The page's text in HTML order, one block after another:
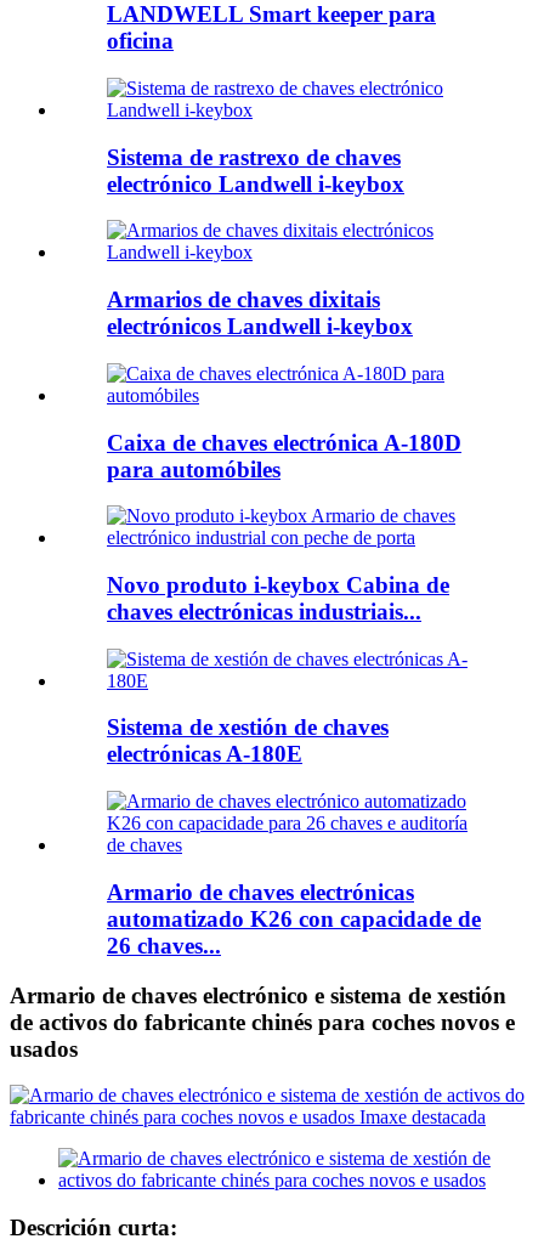
LANDWELL Smart keeper para
oficina
Sistema de rastrexo de chaves
electrónico Landwell i-keybox
Armarios de chaves dixitais
electrónicos Landwell i-keybox
Caixa de chaves electrónica A-180D
para automóbiles
Novo produto i-keybox Cabina de
chaves electrónicas industriais...
Sistema de xestión de chaves
electrónicas A-180E
Armario de chaves electrónicas
automatizado K26 con capacidade de
26 chaves...
Armario de chaves electrónico e sistema de xestión
de activos do fabricante chinés para coches novos e
usados
Descrición curta: